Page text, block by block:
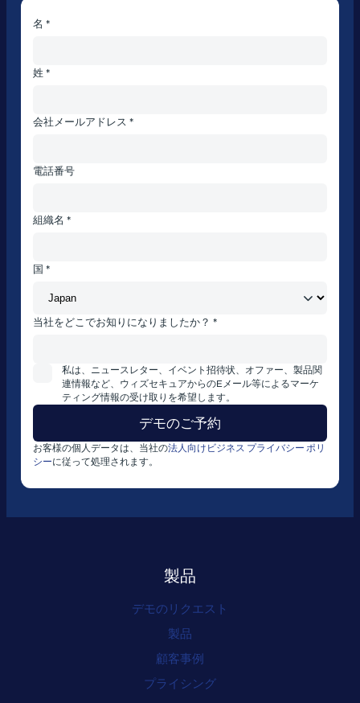
名 *
姓 *
会社メールアドレス *
電話番号
組織名 *
国 *
当社をどこでお知りになりましたか？ *
私は、ニュースレター、イベント招待状、オファー、製品関
連情報など、ウィズセキュアからのEメール等によるマーケ
ティング情報の受け取りを希望します。
お客様の個人データは、当社の法人向けビジネス プライバシー ポリ
シーに従って処理されます。
製品
デモのリクエスト
製品
顧客事例
プライシング